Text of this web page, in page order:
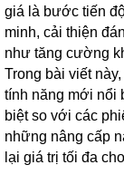
giá là bước tiến
minh, cải thiện
như tăng cường
Trong bài viết
tính năng mới nổi
biệt so với các
những nâng cấp
lại giá trị tối đa